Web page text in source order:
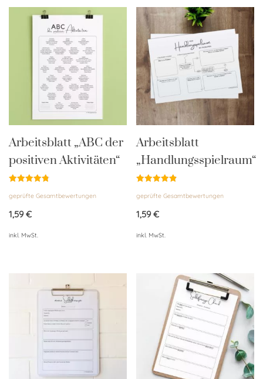
Arbeitsblatt „ABC der
positiven Aktivitäten“
mit
von 5
geprüfte Gesamtbewertungen
1,59€
inkl. MwSt.
Arbeitsblatt
„Handlungsspielraum“
mit
von 5
geprüfte Gesamtbewertungen
1,59€
inkl. MwSt.